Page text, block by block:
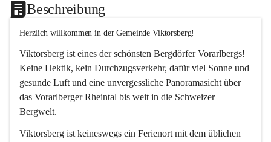
Beschreibung
Herzlich willkommen in der Gemeinde Viktorsberg!
Viktorsberg ist eines der schönsten Bergdörfer Vorarlbergs!
Keine Hektik, kein Durchzugsverkehr, dafür viel Sonne und
gesunde Luft und eine unvergessliche Panoramasicht über
das Vorarlberger Rheintal bis weit in die Schweizer
Bergwelt.
Viktorsberg ist keineswegs ein Ferienort mit dem üblichen